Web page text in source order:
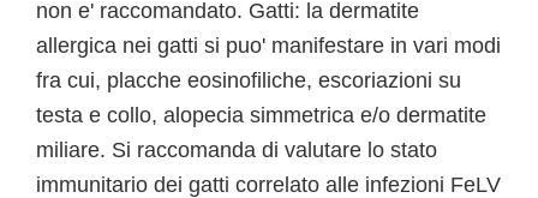
non e' raccomandato. Gatti: la dermatite
allergica nei gatti si puo' manifestare in vari modi
fra cui, placche eosinofiliche, escoriazioni su
testa e collo, alopecia simmetrica e/o dermatite
miliare. Si raccomanda di valutare lo stato
immunitario dei gatti correlato alle infezioni FeLV